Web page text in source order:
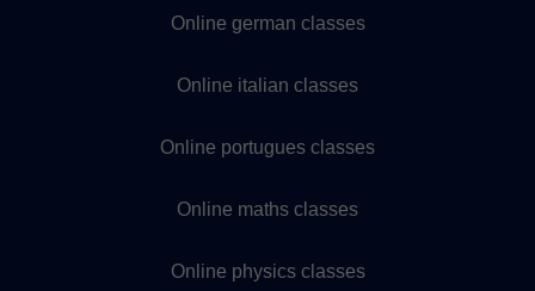
Online german classes
Online italian classes
Online portugues classes
Online maths classes
Online physics classes